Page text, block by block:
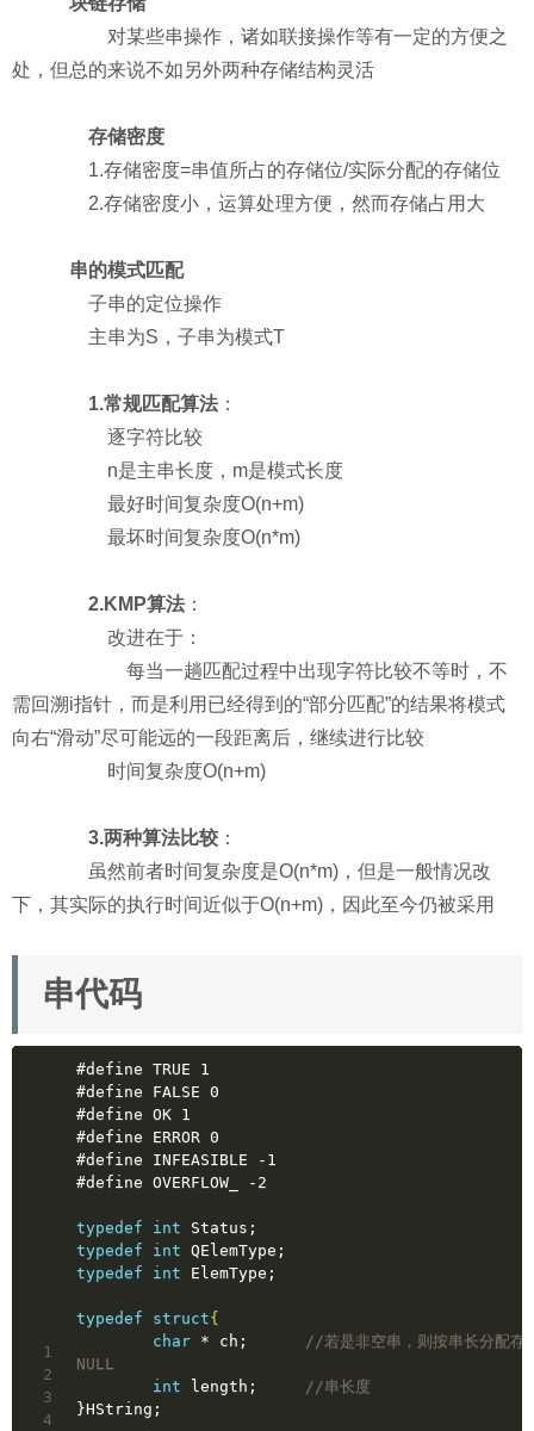
对某些串操作，诸如联接操作等有一定的方便之
处，但总的来说不如另外两种存储结构灵活
存储密度
1.存储密度=串值所占的存储位/实际分配的存储位
2.存储密度小，运算处理方便，然而存储占用大
串的模式匹配
子串的定位操作
主串为S，子串为模式T
1.常规匹配算法 ：
逐字符比较
n是主串长度，m是模式长度
最好时间复杂度O(n+m)
最坏时间复杂度O(n*m)
2.KMP算法 ：
改进在于：
每当一趟匹配过程中出现字符比较不等时，不
需回溯i指针，而是利用已经得到的“部分匹配”的结果将模式
向右“滑动”尽可能远的一段距离后，继续进行比较
时间复杂度O(n+m)
3.两种算法比较 ：
虽然前者时间复杂度是O(n*m)，但是一般情况改
下，其实际的执行时间近似于O(n+m)，因此至今仍被采用
串代码
1
2
3
4
#define TRUE 1
#define FALSE 0
#define OK 1
#define ERROR 0
#define INFEASIBLE -1
#define OVERFLOW_ -2
typedef int Status;
typedef
int QElemType;
typedef
int ElemType;
typedef struct{
char
//若是非空串，则按串长分配存
NULL
int
//串长度
}HString;